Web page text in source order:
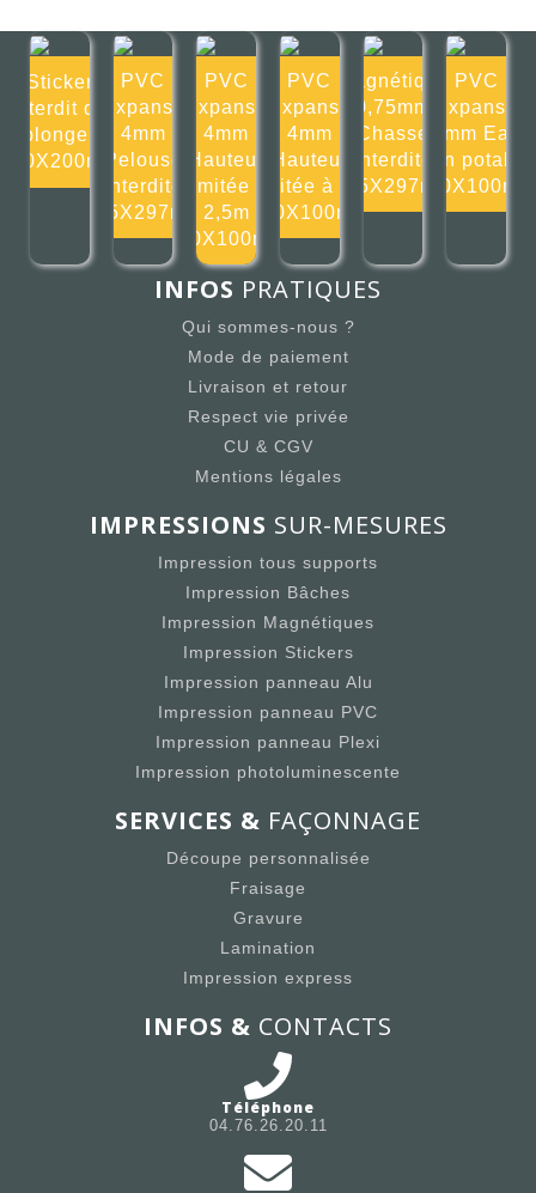
Sticker
Interdit de
plonger
200X200mm
PVC
Expansé
4mm
Pelouse
interdite
105X297mm
PVC
Expansé
4mm
Hauteur
limitée à
2,5m
100X100mm
PVC
Expansé
4mm
Hauteur
limitée à 3m
100X100mm
Magnétique
0,75mm
Chasse
interdite
105X297mm
PVC
Expansé
4mm Eau
non potable
100X100mm
INFOS PRATIQUES
Qui sommes-nous ?
Mode de paiement
Livraison et retour
Respect vie privée
CU & CGV
Mentions légales
IMPRESSIONS SUR-MESURES
Impression tous supports
Impression Bâches
Impression Magnétiques
Impression Stickers
Impression panneau Alu
Impression panneau PVC
Impression panneau Plexi
Impression photoluminescente
SERVICES & FAÇONNAGE
Découpe personnalisée
Fraisage
Gravure
Lamination
Impression express
INFOS & CONTACTS
Téléphone
04.76.26.20.11